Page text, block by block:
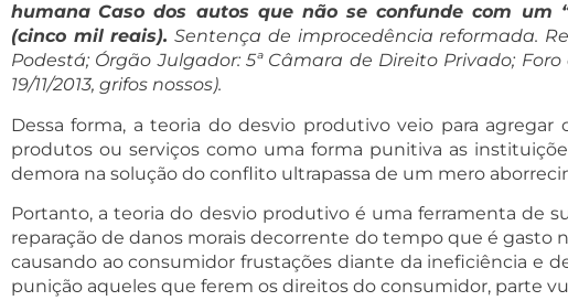
humana Caso dos autos que não se confunde com um
(cinco mil reais). Sentença de improcedência reformada.
Podestá; Órgão Julgador: 5ª Câmara de Direito Privado;
19/11/2013, grifos nossos).
Dessa forma, a teoria do desvio produtivo veio para
produtos ou serviços como uma forma punitiva as
demora na solução do conflito ultrapassa de um mero
Portanto, a teoria do desvio produtivo é uma ferramenta de
reparação de danos morais decorrente do tempo que é
causando ao consumidor frustações diante da ineficiência e
punição aqueles que ferem os direitos do consumidor, parte